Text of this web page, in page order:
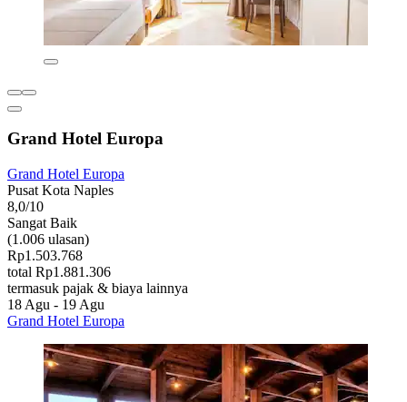
Grand Hotel Europa
Grand Hotel Europa
Pusat Kota Naples
8,0/10
Sangat Baik
(1.006 ulasan)
Rp1.503.768
total Rp1.881.306
termasuk pajak & biaya lainnya
18 Agu - 19 Agu
Grand Hotel Europa